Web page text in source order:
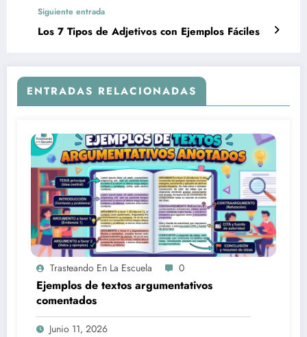
Siguiente entrada
Los 7 Tipos de Adjetivos con Ejemplos Fáciles
ENTRADAS RELACIONADAS
Trasteando En La Escuela 0
Ejemplos de textos argumentativos
comentados
Junio 11, 2026